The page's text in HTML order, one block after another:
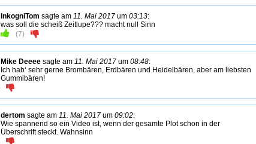
InkogniTom sagte am 11. Mai 2017 um 03:13:
was soll die scheiß Zeitlupe??? macht null Sinn
(7)
Mike Deeee sagte am 11. Mai 2017 um 08:48:
Ich hab‘ sehr gerne Brombären, Erdbären und Heidelbären, aber am liebsten
Gummibären!
dertom sagte am 11. Mai 2017 um 09:02:
Wie spannend so ein Video ist, wenn der gesamte Plot schon in der
Überschrift steckt. Wahnsinn